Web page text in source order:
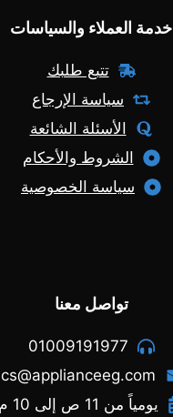
خدمة العملاء والسياسات
تتبع طلبك
سياسة الإرجاع
الأسئلة الشائعة
الشروط والأحكام
سياسة الخصوصية
تواصل معنا
01009191977
cs@applianceeg.com
يومياً من 11 ص إلى 10 م